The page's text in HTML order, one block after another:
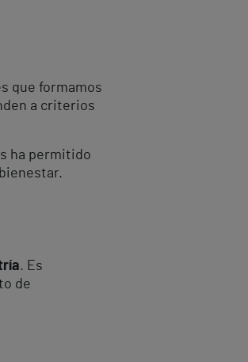
que formamos
a criterios
ha permitido
. Es
de